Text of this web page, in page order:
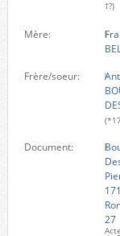
†?)
Mère:
Frère/soeur:
Document:
27